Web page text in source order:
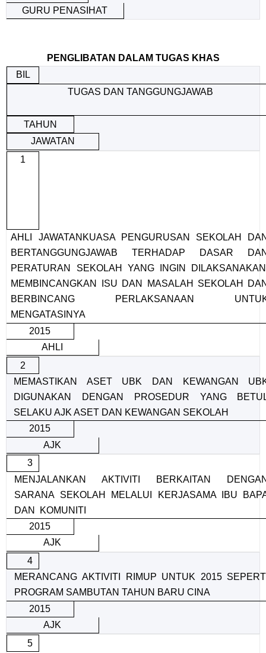
GURU PENASIHAT
PENGLIBATAN DALAM TUGAS KHAS
BIL
TUGAS DAN TANGGUNGJAWAB
TAHUN
JAWATAN
1
AHLI JAWATANKUASA PENGURUSAN SEKOLAH
BERTANGGUNGJAWAB TERHADAP DASAR
PERATURAN SEKOLAH YANG INGIN
MEMBINCANGKAN ISU DAN MASALAH SEKOLAH
BERBINCANG PERLAKSANAAN
MENGATASINYA
2015
AHLI
2
MEMASTIKAN ASET UBK DAN KEWANGAN
DIGUNAKAN DENGAN PROSEDUR YANG
SELAKU AJK ASET DAN KEWANGAN SEKOLAH
2015
AJK
3
MENJALANKAN AKTIVITI BERKAITAN
SARANA SEKOLAH MELALUI KERJASAMA IBU
DAN KOMUNITI
2015
AJK
4
MERANCANG AKTIVITI RIMUP UNTUK 2015
PROGRAM SAMBUTAN TAHUN BARU CINA
2015
AJK
5